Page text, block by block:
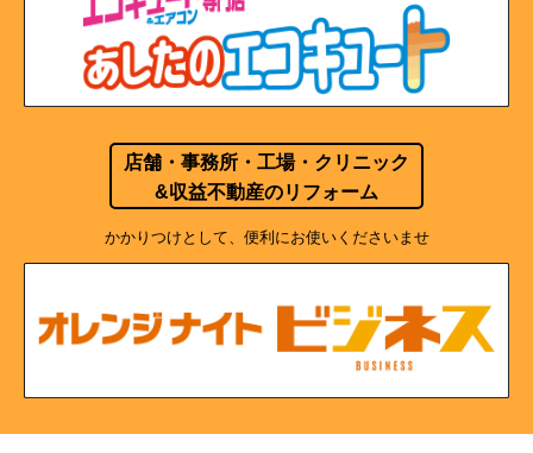
店舗・事務所・工場・クリニック
&収益不動産のリフォーム
かかりつけとして、便利にお使いくださいませ